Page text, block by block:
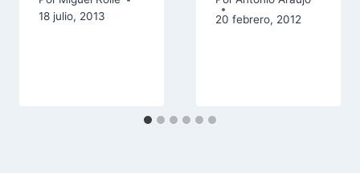
18 julio, 2013
20 febrero, 2012